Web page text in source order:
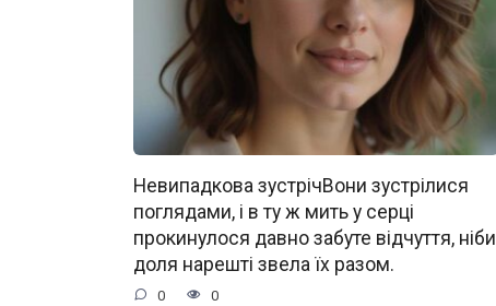
Невипадкова зустрічВони зустрілися
поглядами, і в ту ж мить у серці
прокинулося давно забуте відчуття, ніби
доля нарешті звела їх разом.
0 0